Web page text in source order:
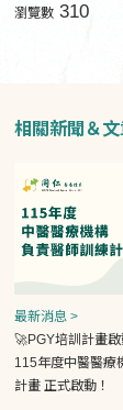
瀏覽數 310
相關新聞＆
最新消息 >
🚀PGY培訓計畫
115年度中醫醫療
計畫 正式啟動！